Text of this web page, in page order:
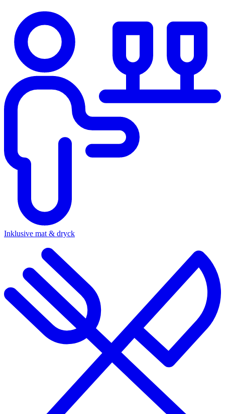
Inklusive mat & dryck